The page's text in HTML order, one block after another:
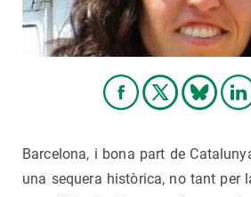
Barcelona, i bona part de
una sequera històrica, no tant per